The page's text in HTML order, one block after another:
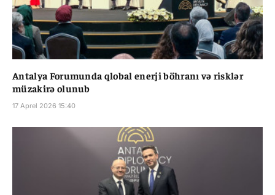
Antalya Forumunda qlobal enerji böhranı və risklər
müzakirə olunub
17 Aprel 2026 15:40